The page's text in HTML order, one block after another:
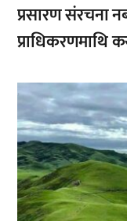
प्रसारण संरचना
प्राधिकरणमाथि
,